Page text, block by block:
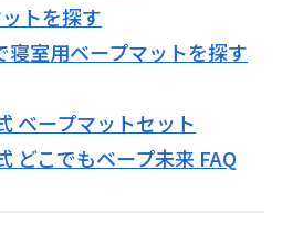
トを探す
室用ベープマットを探す
ベープマットセット
どこでもベープ未来 FAQ